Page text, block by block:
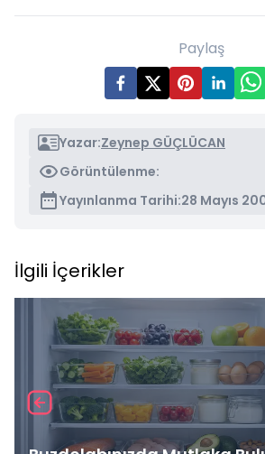
Paylaş
Yazar:Zeynep GÜÇLÜCAN
Görüntülenme:
Yayınlanma Tarihi:28 Mayıs
İlgili İçerikler